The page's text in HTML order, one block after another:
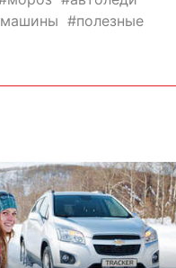
машины
полезные